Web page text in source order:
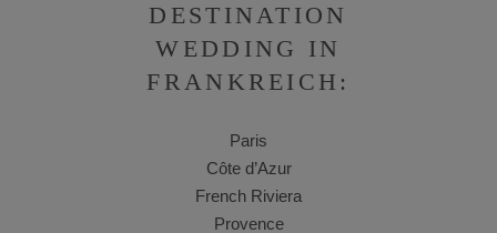
DESTINATION
WEDDING IN
FRANKREICH:
Paris
Côte d’Azur
French Riviera
Provence